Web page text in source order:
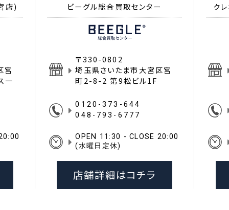
店)
宮
一
ビーグル総合買取センター
〒330-0802
埼玉県さいたま市大宮区宮
町2-8-2 第9松ビル1F
0120-373-644
048-793-6777
OPEN 11:30 - CLOSE 20:00
(水曜日定休)
店舗詳細はコチラ
ク